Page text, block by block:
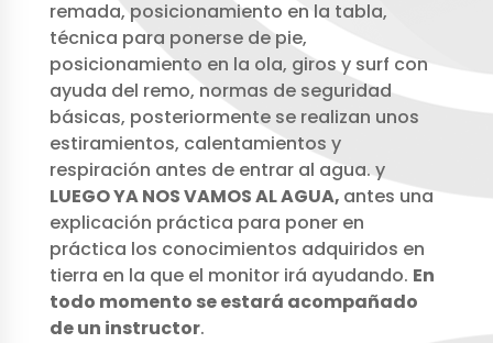
remada, posicionamiento en la tabla,
técnica para ponerse de pie,
posicionamiento en la ola, giros y surf con
ayuda del remo, normas de seguridad
básicas, posteriormente se realizan unos
estiramientos, calentamientos y
respiración antes de entrar al agua. y
LUEGO YA NOS VAMOS AL AGUA, antes una
explicación práctica para poner en
práctica los conocimientos adquiridos en
tierra en la que el monitor irá ayudando. En
todo momento se estará acompañado
de un instructor.